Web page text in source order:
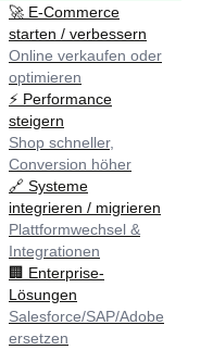
🚀 E-Commerce
starten / verbessern
Online verkaufen oder
optimieren
⚡ Performance
steigern
Shop schneller,
Conversion höher
🔗 Systeme
integrieren / migrieren
Plattformwechsel &
Integrationen
🏢 Enterprise-
Lösungen
Salesforce/SAP/Adobe
ersetzen